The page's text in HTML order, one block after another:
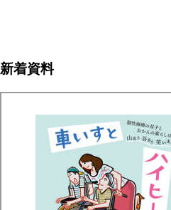
送
新着資料